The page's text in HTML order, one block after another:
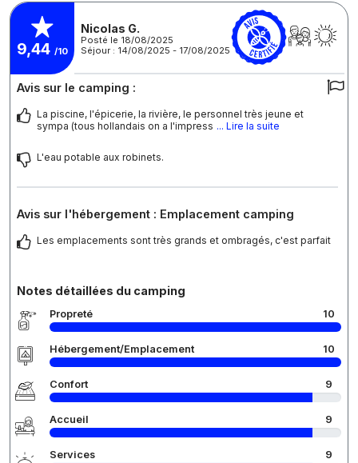
9,44 /10
Nicolas G.
Posté le 18/08/2025
Séjour : 14/08/2025 - 17/08/2025
Avis sur le camping :
La piscine, l'épicerie, la rivière, le personnel très jeune et
sympa (tous hollandais on a l'impress ... Lire la suite
L'eau potable aux robinets.
Avis sur l'hébergement : Emplacement camping
Les emplacements sont très grands et ombragés, c'est parfait
Notes détaillées du camping
Propreté 10
Hébergement/Emplacement 10
Confort 9
Accueil 9
Services 9